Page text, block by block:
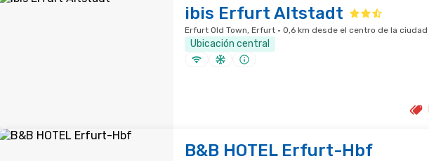
ibis Erfurt Altstadt
Erfurt Old Town, Erfurt · 0,6 km desde el centro de la ciudad
Ubicación central
B&B HOTEL Erfurt-Hbf